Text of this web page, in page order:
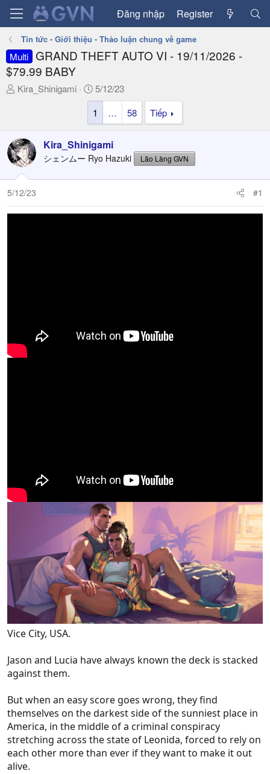
Đăng nhập Register
Tin tức - Giới thiệu - Thảo luận chung về game
Multi
GRAND THEFT AUTO VI - 19/11/2026 -
$79.99 BABY
T
a
d
s
t
a
t
Kira_Shinigami
N
g
à
y
ử
i
5/12/23
1
… 58 Tiếp
Kira_Shinigami
シェンムー Ryo Hazuki Lão Làng GVN
5/12/23 #1
Vice City, USA.
Jason and Lucia have always known the deck is stacked
against them.
But when an easy score goes wrong, they find
themselves on the darkest side of the sunniest place in
America, in the middle of a criminal conspiracy
stretching across the state of Leonida, forced to rely on
each other more than ever if they want to make it out
alive.